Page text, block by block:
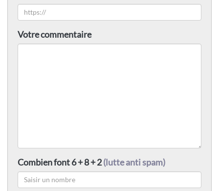
Votre commentaire
Combien font 6 + 8 + 2(lutte anti spam)